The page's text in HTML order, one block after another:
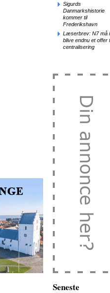
Sigurds
Danmarkshistorie
kommer til
Frederikshavn
Læserbrev: N7 må
blive endnu et offer
centralisering
Seneste